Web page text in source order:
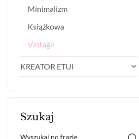
Minimalizm
Książkowa
Vintage
KREATOR ETUI
Szukaj